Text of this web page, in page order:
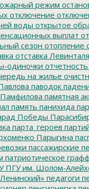
режим
отключение
воды открытое
выплат
сезон отопление
отставка
одиночки отчетность
на жилье
паводок
Памфилова памятная
память панихида
Победы
парта_героев
Парыгина
пассажирские
патриотическое
ПГУ им. Шолом-
педагоги